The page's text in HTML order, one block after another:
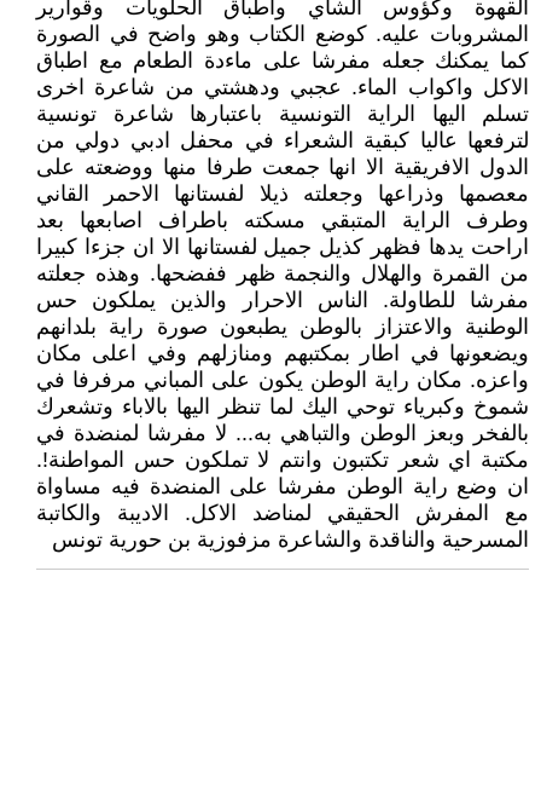
القهوة وكؤوس الشاي واطباق الحلويات وقوارير
المشروبات عليه. كوضع الكتاب وهو واضح في الصورة
كما يمكنك جعله مفرشا على ماءدة الطعام مع اطباق
الاكل واكواب الماء. عجبي ودهشتي من شاعرة اخرى
تسلم اليها الراية التونسية باعتبارها شاعرة تونسية
لترفعها عاليا كبقية الشعراء في محفل ادبي دولي من
الدول الافريقية الا انها جمعت طرفا منها ووضعته على
معصمها وذراعها وجعلته ذيلا لفستانها الاحمر القاني
وطرف الراية المتبقي مسكته باطراف اصابعها بعد
اراحت يدها فظهر كذيل جميل لفستانها الا ان جزءا كبيرا
من القمرة والهلال والنجمة ظهر ففضحها. وهذه جعلته
مفرشا للطاولة. الناس الاحرار والذين يملكون حس
الوطنية والاعتزاز بالوطن يطبعون صورة راية بلدانهم
ويضعونها في اطار بمكتبهم ومنازلهم وفي اعلى مكان
واعزه. مكان راية الوطن يكون على المباني مرفرفا في
شموخ وكبرياء توحي اليك لما تنظر اليها بالاباء وتشعرك
بالفخر وبعز الوطن والتباهي به... لا مفرشا لمنضدة في
مكتبة اي شعر تكتبون وانتم لا تملكون حس المواطنة!.
ان وضع راية الوطن مفرشا على المنضدة فيه مساواة
مع المفرش الحقيقي لمناضد الاكل. الاديبة والكاتبة
المسرحية والناقدة والشاعرة مزفوزية بن حورية تونس